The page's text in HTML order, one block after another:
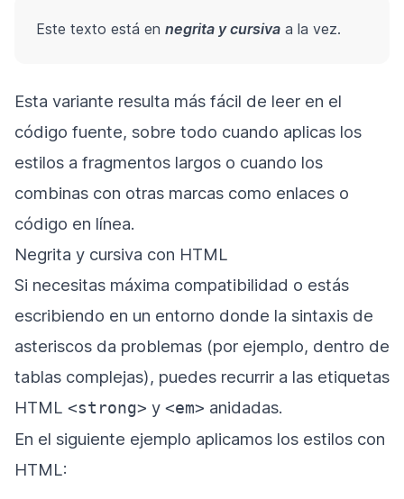
Este texto está en negrita y cursiva a la vez.
Esta variante resulta más fácil de leer en el
código fuente, sobre todo cuando aplicas los
estilos a fragmentos largos o cuando los
combinas con otras marcas como enlaces o
código en línea.
Negrita y cursiva con HTML
Si necesitas máxima compatibilidad o estás
escribiendo en un entorno donde la sintaxis de
asteriscos da problemas (por ejemplo, dentro de
tablas complejas), puedes recurrir a las etiquetas
HTML <strong> y <em> anidadas.
En el siguiente ejemplo aplicamos los estilos con
HTML: